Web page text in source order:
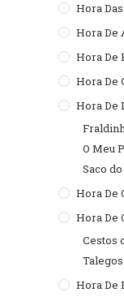
Hora
Hora De
Hora De
Hora De
Hora De
O Meu
Saco do
Hora De
Hora De
Cestos
Talegos
Hora De